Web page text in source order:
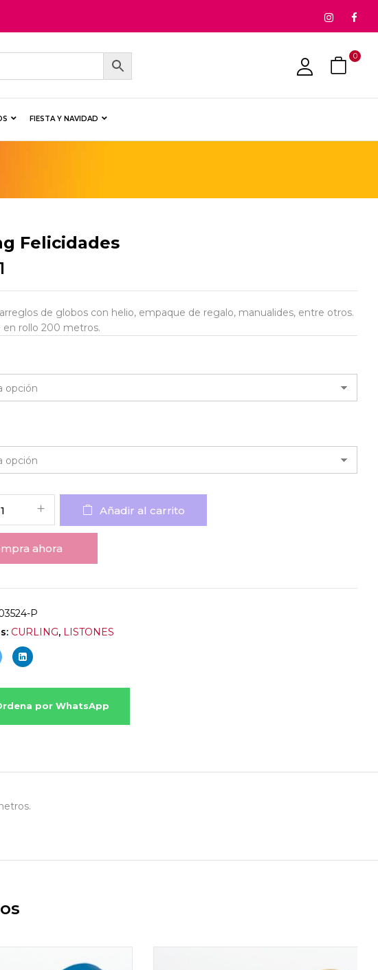
0
FIESTA Y NAVIDAD
Felicidades
de globos con helio, empaque de regalo, manualides, entre otros.
en rollo 200 metros.
Añadir al carrito
ahora
P
CURLING, LISTONES
por WhatsApp